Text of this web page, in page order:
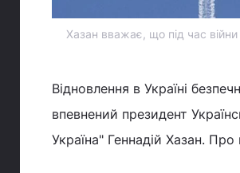
Хазан вважає, що під час
Відновлення в Україні
впевнений президент
Україна" Геннадій Хазан. Про